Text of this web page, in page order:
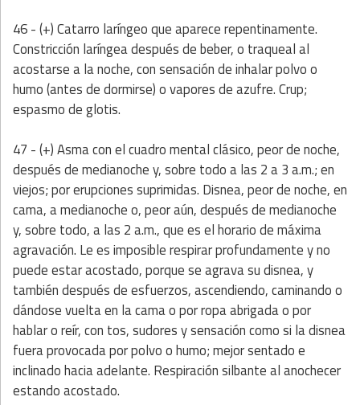
46 - (+) Catarro laríngeo que aparece repentinamente.
Constricción laríngea después de beber, o traqueal al
acostarse a la noche, con sensación de inhalar polvo o
humo (antes de dormirse) o vapores de azufre. Crup;
espasmo de glotis.
47 - (+) Asma con el cuadro mental clásico, peor de noche,
después de medianoche y, sobre todo a las 2 a 3 a.m.; en
viejos; por erupciones suprimidas. Disnea, peor de noche, en
cama, a medianoche o, peor aún, después de medianoche
y, sobre todo, a las 2 a.m., que es el horario de máxima
agravación. Le es imposible respirar profundamente y no
puede estar acostado, porque se agrava su disnea, y
también después de esfuerzos, ascendiendo, caminando o
dándose vuelta en la cama o por ropa abrigada o por
hablar o reír, con tos, sudores y sensación como si la disnea
fuera provocada por polvo o humo; mejor sentado e
inclinado hacia adelante. Respiración silbante al anochecer
estando acostado.